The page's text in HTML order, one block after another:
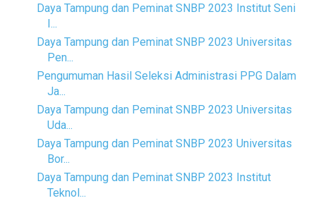
Daya Tampung dan Peminat SNBP 2023 Institut Seni
I...
Daya Tampung dan Peminat SNBP 2023 Universitas
Pen...
Pengumuman Hasil Seleksi Administrasi PPG Dalam
Ja...
Daya Tampung dan Peminat SNBP 2023 Universitas
Uda...
Daya Tampung dan Peminat SNBP 2023 Universitas
Bor...
Daya Tampung dan Peminat SNBP 2023 Institut
Teknol...